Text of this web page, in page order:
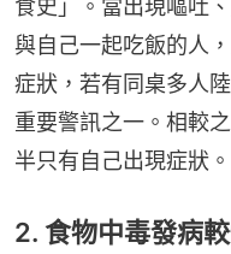
食史」。當出現嘔吐
與自己一起吃飯的人
症狀，若有同桌多人
重要警訊之一。相較
半只有自己出現症狀。
2. 食物中毒發病